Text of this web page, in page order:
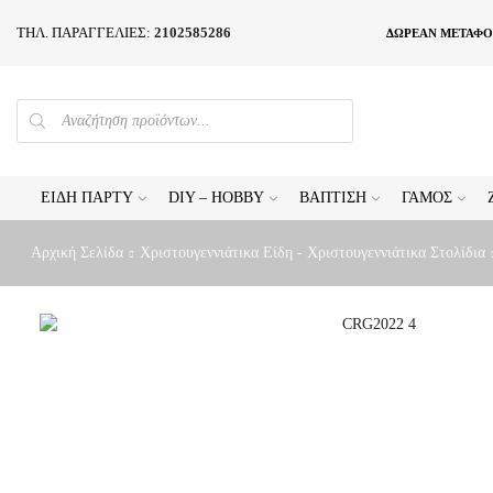
ΤΗΛ. ΠΑΡΑΓΓΕΛΙΕΣ: 2102585286 ΔΩΡΕΑΝ
PRODUCTS
SEARCH
ΕΊΔΗ ΠΆΡΤΥ DIY – HOBBY ΒΆΠΤΙΣΗ ΓΆΜΟΣ
Αρχική Σελίδα Χριστουγεννιάτικα Είδη - Χριστουγεννιάτικα Στολίδια